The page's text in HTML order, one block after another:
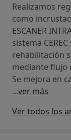
Realizamos
como
ESCANER
sistema
rehabilitación
mediante flujo
Se mejora en
...ver más
Ver todos los